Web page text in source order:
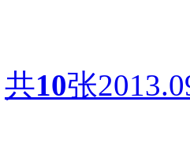
共10张